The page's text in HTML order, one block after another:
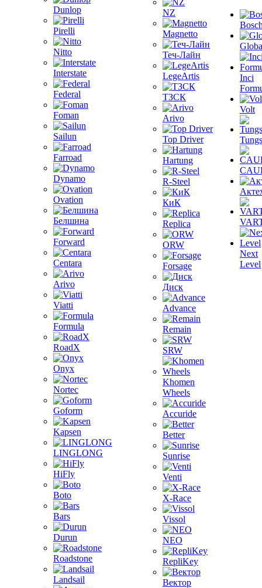
Dunlop
Pirelli
Nitto
Interstate
Federal
Foman
Sailun
Farroad
Dynamo
Ovation
Белшина
Forward
Centara
Arivo
Viatti
Formula
RoadX
Onyx
Nortec
Goform
Kapsen
LINGLONG
HiFly
Boto
Bars
Durun
Roadstone
Landsail
NZ
Magnetto
Теч-Лайн
LegeArtis
ТЗСК
Arivo
Top Driver
Hartung
R-Steel
КиК
Replica
ORW
Forsage
Диск
Advance
Remain
SRW
Khomen
Wheels
Accuride
Better
Sunrise
Venti
X-Race
Vissol
NEO
RepliKey
Вектор
Inci
Volt
Next
Level